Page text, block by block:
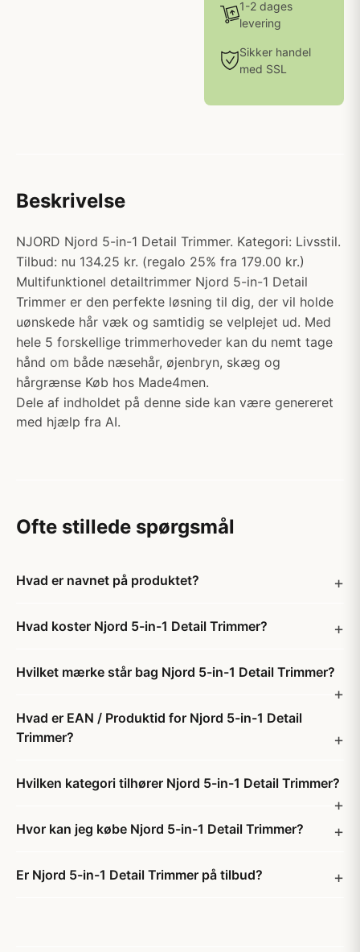
1-2 dages
levering
Sikker handel
med SSL
Beskrivelse
NJORD Njord 5-in-1 Detail Trimmer. Kategori: Livsstil.
Tilbud: nu 134.25 kr. (regalo 25% fra 179.00 kr.)
Multifunktionel detailtrimmer Njord 5-in-1 Detail
Trimmer er den perfekte løsning til dig, der vil holde
uønskede hår væk og samtidig se velplejet ud. Med
hele 5 forskellige trimmerhoveder kan du nemt tage
hånd om både næsehår, øjenbryn, skæg og
hårgrænse Køb hos Made4men.
Dele af indholdet på denne side kan være genereret
med hjælp fra AI.
Ofte stillede spørgsmål
Hvad er navnet på produktet?
Hvad koster Njord 5-in-1 Detail Trimmer?
Hvilket mærke står bag Njord 5-in-1 Detail Trimmer?
Hvad er EAN / Produktid for Njord 5-in-1 Detail
Trimmer?
Hvilken kategori tilhører Njord 5-in-1 Detail Trimmer?
Hvor kan jeg købe Njord 5-in-1 Detail Trimmer?
Er Njord 5-in-1 Detail Trimmer på tilbud?